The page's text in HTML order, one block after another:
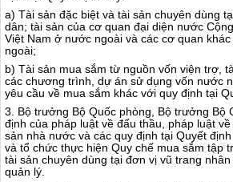
a) Tài sản đặc biệt và tài sản chuyên dùng
dân; tài sản của cơ quan đại diện nước
Việt Nam ở nước ngoài và các cơ quan
ngoài;
b) Tài sản mua sắm từ nguồn vốn viện trợ,
các chương trình, dự án sử dụng vốn nước
yêu cầu về mua sắm khác với quy định tại
3. Bộ trưởng Bộ Quốc phòng, Bộ trưởng Bộ
định của pháp luật về đấu thầu, pháp luật
sản nhà nước và các quy định tại Quyết
và tổ chức thực hiện Quy chế mua sắm tập
tài sản chuyên dùng tại đơn vị vũ trang
quản lý.